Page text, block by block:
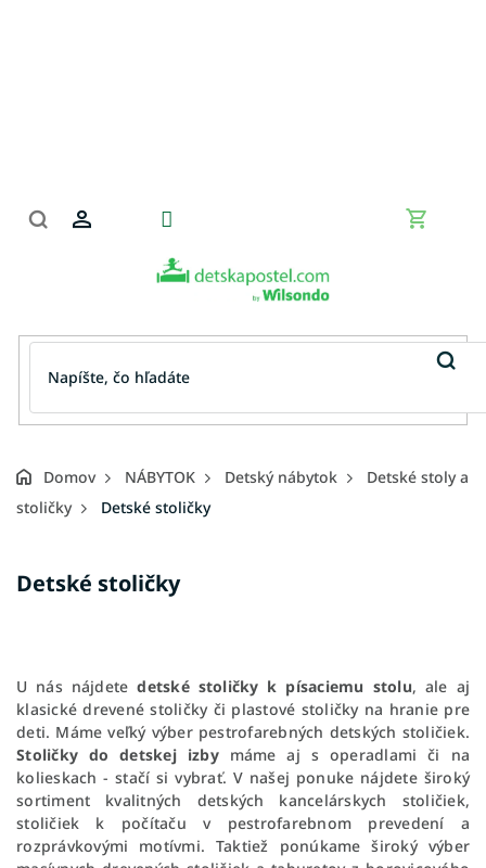
Domov NÁBYTOK Detský nábytok
Detské stoly a
stoličky
Detské stoličky
Detské stoličky
U nás nájdetedetské stoličky k písaciemu stolu, ale aj
klasické drevené stoličky či plastové stoličky na hranie pre
deti. Máme veľký výber pestrofarebných detských stoličiek.
Stoličky do detskej izbymáme aj s operadlami či na
kolieskach - stačí si vybrať. V našej ponuke nájdete široký
sortiment kvalitných detských kancelárskych stoličiek,
stoličiek k počítaču v pestrofarebnom prevedení a
rozprávkovými motívmi. Taktiež ponúkame široký výber